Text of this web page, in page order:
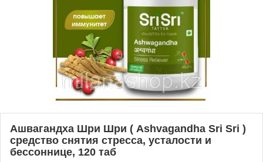
Ашвагандха Шри Шри ( Ashvagandha Sri Sri )
средство снятия стресса, усталости и
бессоннице, 120 таб